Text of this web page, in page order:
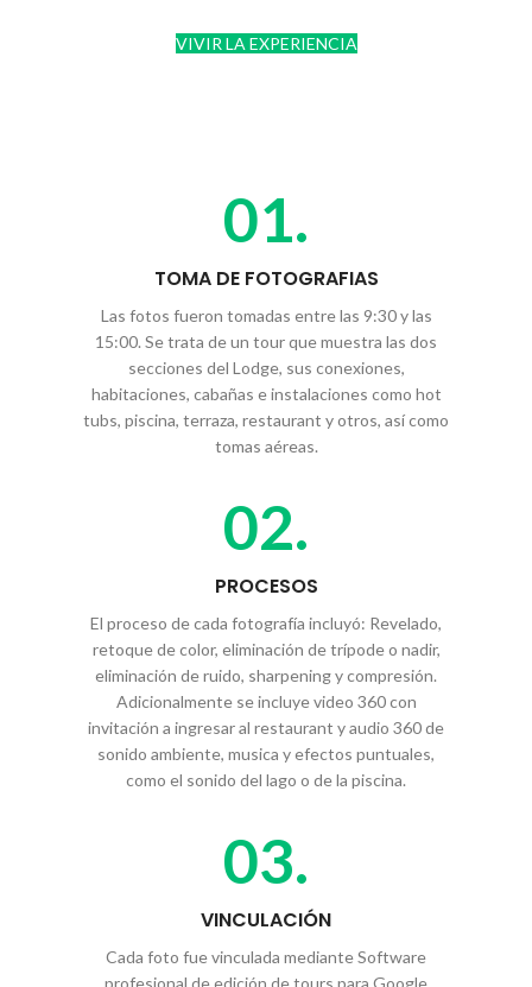
VIVIR LA EXPERIENCIA
01.
TOMA DE FOTOGRAFIAS
Las fotos fueron tomadas entre las 9:30 y las
15:00. Se trata de un tour que muestra las dos
secciones del Lodge, sus conexiones,
habitaciones, cabañas e instalaciones como hot
tubs, piscina, terraza, restaurant y otros, así como
tomas aéreas.
02.
PROCESOS
El proceso de cada fotografía incluyó: Revelado,
retoque de color, eliminación de trípode o nadir,
eliminación de ruido, sharpening y compresión.
Adicionalmente se incluye video 360 con
invitación a ingresar al restaurant y audio 360 de
sonido ambiente, musica y efectos puntuales,
como el sonido del lago o de la piscina.
03.
VINCULACIÓN
Cada foto fue vinculada mediante Software
profesional de edición de tours para Google